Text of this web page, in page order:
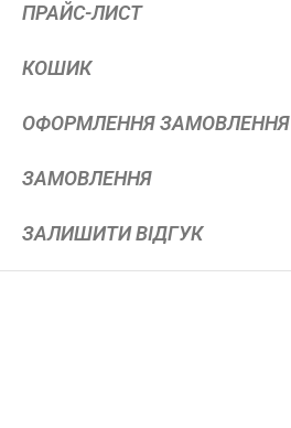
ПРАЙС-ЛИСТ
КОШИК
ОФОРМЛЕННЯ ЗАМОВЛЕННЯ
ЗАМОВЛЕННЯ
ЗАЛИШИТИ ВІДГУК